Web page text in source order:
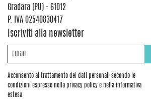
Gradara (PU) - 61012
P. IVA 02540830417
Iscriviti alla newsletter
Acconsento al trattamento dei dati personali secondo le
condizioni espresse nella privacy policy e nella informativa
estesa.